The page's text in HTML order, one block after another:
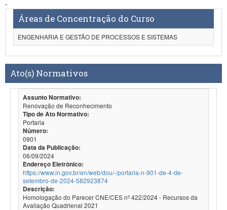
-
Áreas de Concentração do Curso
ENGENHARIA E GESTÃO DE PROCESSOS E SISTEMAS
Ato(s) Normativos
Assunto Normativo:
Renovação de Reconhecimento
Tipo de Ato Normativo:
Portaria
Número:
0901
Data da Publicação:
06/09/2024
Endereço Eletrônico:
https://www.in.gov.br/en/web/dou/-/portaria-n-901-de-4-de-
setembro-de-2024-582923874
Descrição:
Homologação do Parecer CNE/CES nº 422/2024 - Recursos da
Avaliação Quadrienal 2021